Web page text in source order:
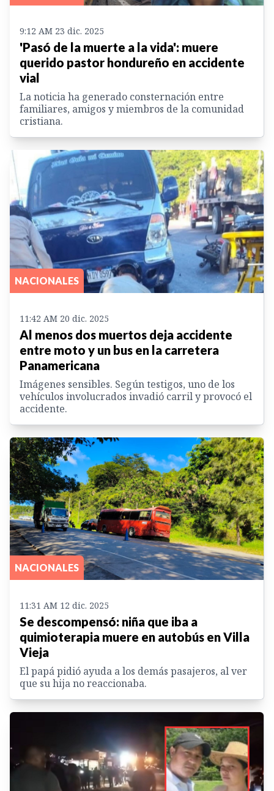
9:12 AM 23 dic. 2025
'Pasó de la muerte a la vida': muere
querido pastor hondureño en accidente
vial
La noticia ha generado consternación entre
familiares, amigos y miembros de la comunidad
cristiana.
NACIONALES
11:42 AM 20 dic. 2025
Al menos dos muertos deja accidente
entre moto y un bus en la carretera
Panamericana
Imágenes sensibles. Según testigos, uno de los
vehículos involucrados invadió carril y provocó el
accidente.
NACIONALES
11:31 AM 12 dic. 2025
Se descompensó: niña que iba a
quimioterapia muere en autobús en Villa
Vieja
El papá pidió ayuda a los demás pasajeros, al ver
que su hija no reaccionaba.